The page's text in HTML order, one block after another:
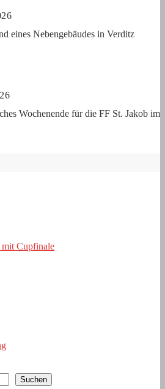
eines Nebengebäudes in Verditz
Wochenende für die FF St. Jakob im
mit Cupfinale
Suchen